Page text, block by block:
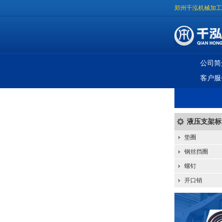
郑州千泓机械加
公司
客户
液压支架
垫圈
钢丝挡圈
螺钉
开口销